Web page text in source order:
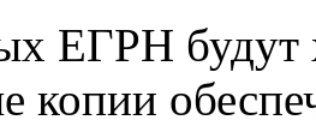
ЕГРН будут
копии